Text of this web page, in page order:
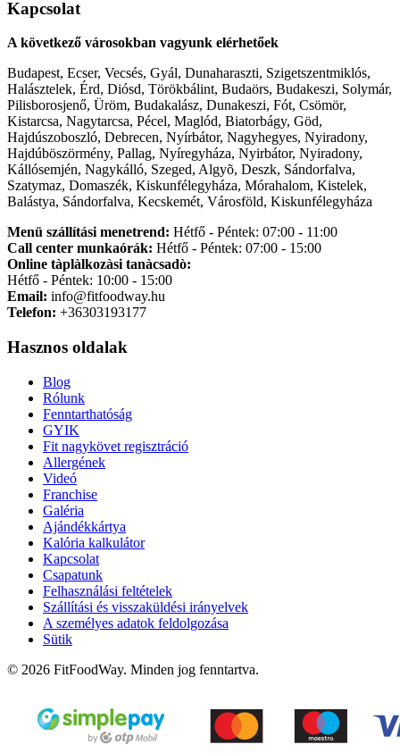
Kapcsolat
A következő városokban vagyunk elérhetőek
Budapest, Ecser, Vecsés, Gyál, Dunaharaszti, Szigetszentmiklós,
Halásztelek, Érd, Diósd, Törökbálint, Budaörs, Budakeszi, Solymár,
Pilisborosjenő, Üröm, Budakalász, Dunakeszi, Fót, Csömör,
Kistarcsa, Nagytarcsa, Pécel, Maglód, Biatorbágy, Göd,
Hajdúszoboszló, Debrecen, Nyírbátor, Nagyhegyes, Nyiradony,
Hajdúböszörmény, Pallag, Nyíregyháza, Nyirbátor, Nyiradony,
Kállósemjén, Nagykálló, Szeged, Algyõ, Deszk, Sándorfalva,
Szatymaz, Domaszék, Kiskunfélegyháza, Mórahalom, Kistelek,
Balástya, Sándorfalva, Kecskemét, Városföld, Kiskunfélegyháza
Menü szállítási menetrend: Hétfő - Péntek: 07:00 - 11:00
Call center munkaórák: Hétfő - Péntek: 07:00 - 15:00
Online tàplàlkozàsi tanàcsadò:
Hétfő - Péntek: 10:00 - 15:00
Email: info@fitfoodway.hu
Telefon: +36303193177
Hasznos oldalak
Blog
Rólunk
Fenntarthatóság
GYIK
Fit nagykövet regisztráció
Allergének
Videó
Franchise
Galéria
Ajándékkártya
Kalória kalkulátor
Kapcsolat
Csapatunk
Felhasználási feltételek
Szállítási és visszaküldési irányelvek
A személyes adatok feldolgozása
Sütik
© 2026 FitFoodWay. Minden jog fenntartva.